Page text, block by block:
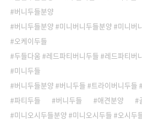
버니두들분양
버니두들분양 #미니버니두들분양 #미니버
오케이두들
두들다움 #레드파티버니두들 #레드파티버
미니두들
버니두들분양 #버니두들 #트라이버니두들
파티두들
버니두들 애견분양
미니오시두들분양 #미니오시두들 #오시두